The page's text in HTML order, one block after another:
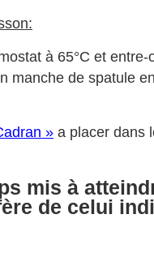
à 65°C et
manche de spatule
» a placer dans
mis à
de celui